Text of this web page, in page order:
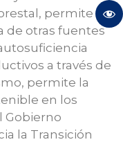
permite la
de otras fuentes
a través de
permite la
en los
Gobierno
la Transición